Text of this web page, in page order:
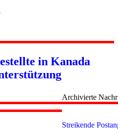
in Kanada
Archivierte
Streikende